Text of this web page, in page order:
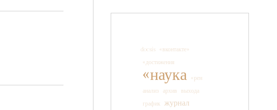
docsis
«вконтакте»
«достижения
«наука
«рен
анализ
архив
выхода
график
журнал